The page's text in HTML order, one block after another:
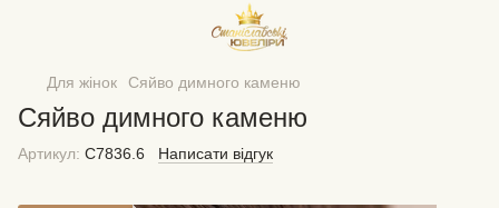
Для жінок Сяйво димного каменю
Сяйво димного каменю
Артикул: С7836.6 Написати відгук